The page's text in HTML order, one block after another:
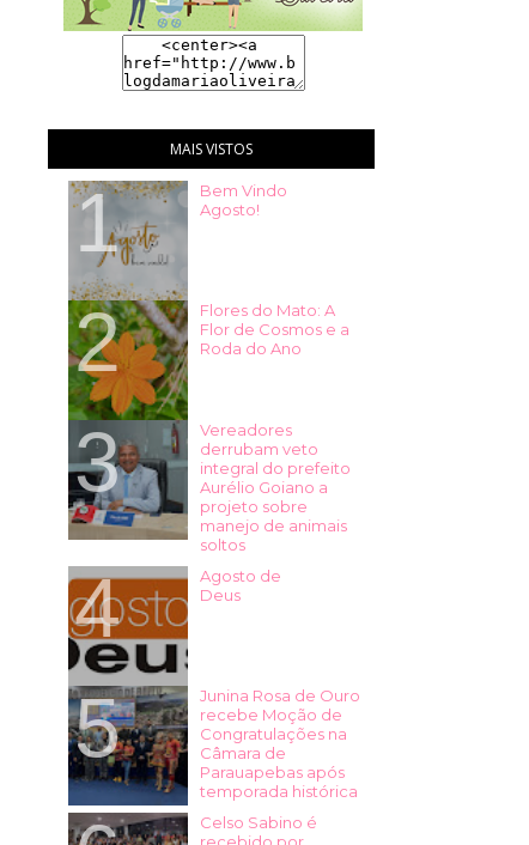
MAIS VISTOS
Bem Vindo
Agosto!
Flores do Mato: A
Flor de Cosmos e a
Roda do Ano
Vereadores
derrubam veto
integral do prefeito
Aurélio Goiano a
projeto sobre
manejo de animais
soltos
Agosto de
Deus
Junina Rosa de Ouro
recebe Moção de
Congratulações na
Câmara de
Parauapebas após
temporada histórica
Celso Sabino é